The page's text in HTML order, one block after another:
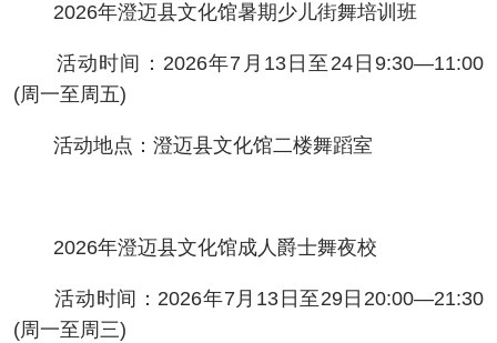
2026年澄迈县文化馆暑期少儿街舞培训班
活动时间：2026年7月13日至24日9:30—11:00
(周一至周五)
活动地点：澄迈县文化馆二楼舞蹈室
2026年澄迈县文化馆成人爵士舞夜校
活动时间：2026年7月13日至29日20:00—21:30
(周一至周三)